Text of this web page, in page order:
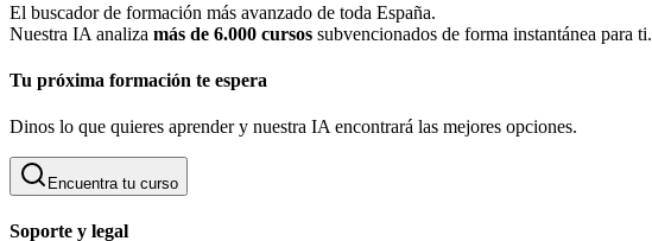
El buscador de formación más avanzado de toda España.
Nuestra IA analiza más de 6.000 cursos subvencionados de forma instantánea para ti.
Tu próxima formación te espera
Dinos lo que quieres aprender y nuestra IA encontrará las mejores opciones.
Encuentra tu curso
Soporte y legal